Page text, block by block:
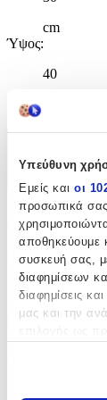
Υπεύθυνη
Εμείς και οι
προσωπικά
αποθηκεύουμε
συσκευή σας,
διαφημίσεων
διαφημίσεις
μας και την
cm
Ύψος:
40
Κατασκευαστής :
Lyc Sac
Βασικά